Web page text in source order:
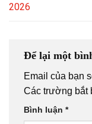
2026
Để lại một
Email của bạn
Các trường bắt
Bình luận *